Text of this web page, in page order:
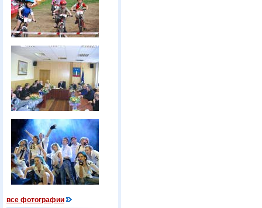
все фотографии